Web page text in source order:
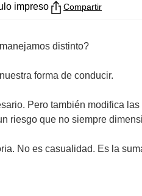
impreso Compartir
distinto?
forma de conducir.
Pero también modifica
riesgo que no siempre
No es casualidad. Es la